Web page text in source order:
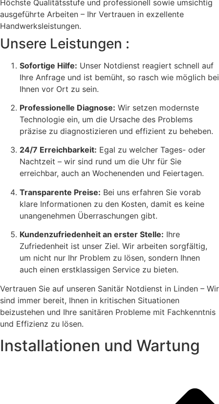
Höchste Qualitätsstufe und professionell sowie umsichtig
ausgeführte Arbeiten – Ihr Vertrauen in exzellente
Handwerksleistungen.
Unsere Leistungen :
Sofortige Hilfe: Unser Notdienst reagiert schnell auf
Ihre Anfrage und ist bemüht, so rasch wie möglich bei
Ihnen vor Ort zu sein.
Professionelle Diagnose: Wir setzen modernste
Technologie ein, um die Ursache des Problems
präzise zu diagnostizieren und effizient zu beheben.
24/7 Erreichbarkeit: Egal zu welcher Tages- oder
Nachtzeit – wir sind rund um die Uhr für Sie
erreichbar, auch an Wochenenden und Feiertagen.
Transparente Preise: Bei uns erfahren Sie vorab
klare Informationen zu den Kosten, damit es keine
unangenehmen Überraschungen gibt.
Kundenzufriedenheit an erster Stelle: Ihre
Zufriedenheit ist unser Ziel. Wir arbeiten sorgfältig,
um nicht nur Ihr Problem zu lösen, sondern Ihnen
auch einen erstklassigen Service zu bieten.
Vertrauen Sie auf unseren Sanitär Notdienst in Linden – Wir
sind immer bereit, Ihnen in kritischen Situationen
beizustehen und Ihre sanitären Probleme mit Fachkenntnis
und Effizienz zu lösen.
Installationen und Wartung